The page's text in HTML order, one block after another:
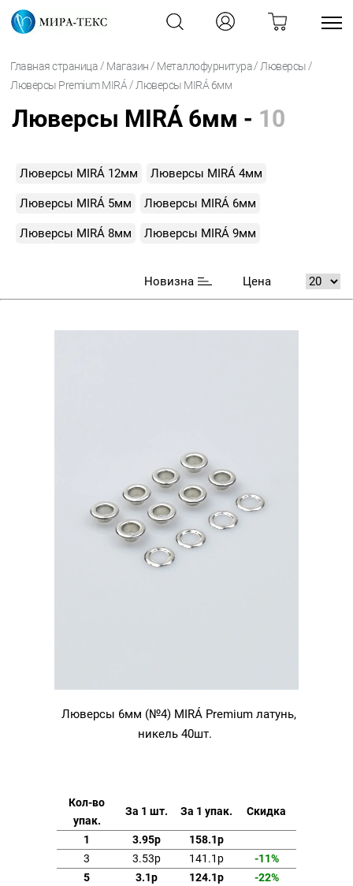
Главная страница / Магазин / Металлофурнитура / Люверсы /
Люверсы Premium MIRÁ / Люверсы MIRÁ 6мм
Люверсы MIRÁ 6мм - 10
Люверсы MIRÁ 12мм Люверсы MIRÁ 4мм
Люверсы MIRÁ 5мм Люверсы MIRÁ 6мм
Люверсы MIRÁ 8мм Люверсы MIRÁ 9мм
Новизна Цена
Люверсы 6мм (№4) MIRÁ Premium латунь,
никель 40шт.
Кол-во
упак.
За 1 шт. За 1 упак. Скидка
1 3.95р
158.1р
3
3.53р 141.1р
-11%
5
3.1р 124.1р -22%